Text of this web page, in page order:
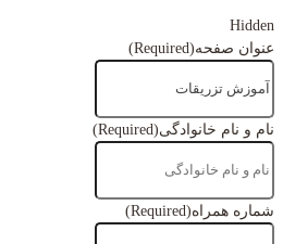
Hidden
عنوان صفحه(Required)
نام و نام خانوادگی(Required)
شماره همراه(Required)